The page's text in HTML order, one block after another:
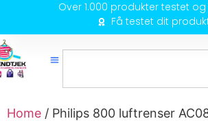
Over 1.000 produkter testet
Få testet dit
Home / Philips 800 luftrenser